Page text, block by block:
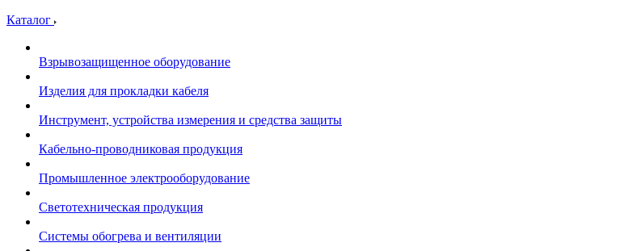
Каталог
Взрывозащищенное оборудование
Изделия для прокладки кабеля
Инструмент, устройства измерения и средства защиты
Кабельно-проводниковая продукция
Промышленное электрооборудование
Светотехническая продукция
Системы обогрева и вентиляции